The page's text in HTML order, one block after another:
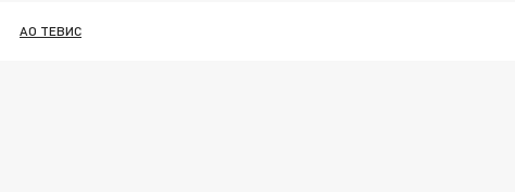
АО ТЕВИС